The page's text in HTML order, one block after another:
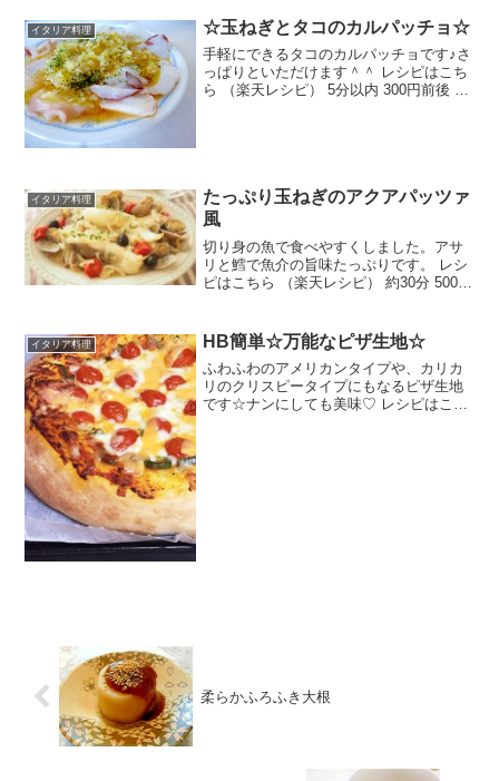
イタリア料理 ☆玉ねぎとタコのカルパッチョ☆
手軽にできるタコのカルパッチョです♪さ
っぱりといただけます＾＾ レシピはこち
ら （楽天レシピ） 5分以内 300円前後 材
イタリア料理
たっぷり玉ねぎのアクアパッツァ
風
切り身の魚で食べやすくしました。アサ
リと鱈で魚介の旨味たっぷりです。 レシ
ピはこちら （楽天レシピ） 約30分 500円
ブ油タイムみんなのレビュー
イタリア料理 HB簡単☆万能なピザ生地☆
ふわふわのアメリカンタイプや、カリカ
リのクリスピータイプにもなるピザ生地
です☆ナンにしても美味♡ レシピはこち
柔らかふろふき大根